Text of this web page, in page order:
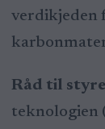
verdikjeden
Råd til
teknologien